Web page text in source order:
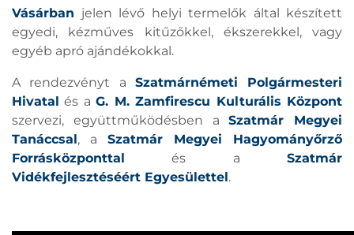
Vásárban jelen lévő helyi termelők által készített
egyedi, kézműves kitűzőkkel, ékszerekkel, vagy
egyéb apró ajándékokkal.
A rendezvényt a Szatmárnémeti Polgármesteri
Hivatal és aG. M. Zamfirescu Kulturális Központ
szervezi, együttműködésben aSzatmár Megyei
Tanáccsal, a Szatmár Megyei Hagyományőrző
Forrásközponttal
és a Szatmár
Vidékfejlesztéséért Egyesülettel.